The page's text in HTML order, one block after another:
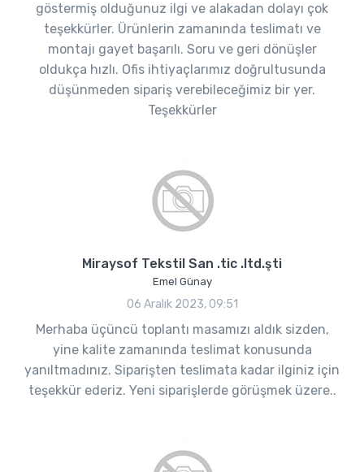
göstermiş olduğunuz ilgi ve alakadan dolayı çok
teşekkürler. Ürünlerin zamanında teslimatı ve
montajı gayet başarılı. Soru ve geri dönüşler
oldukça hızlı. Ofis ihtiyaçlarımız doğrultusunda
düşünmeden sipariş verebileceğimiz bir yer.
Teşekkürler
Miraysof Tekstil San .tic .ltd.şti
Emel Günay
06 Aralık 2023, 09:51
Merhaba üçüncü toplantı masamızı aldık sizden,
yine kalite zamanında teslimat konusunda
yanıltmadınız. Siparişten teslimata kadar ilginiz için
teşekkür ederiz. Yeni siparişlerde görüşmek üzere..